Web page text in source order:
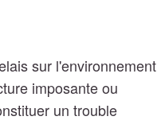
sur l'environnement
imposante ou
un trouble